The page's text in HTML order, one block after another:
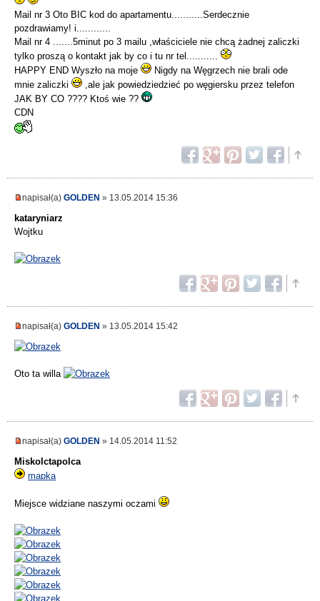
Mail nr 3 Oto BIC kod do apartamentu...........Serdecznie
pozdrawiamy! i............
Mail nr 4 .......5minut po 3 mailu ,właściciele nie chcą żadnej zaliczki
tylko proszą o kontakt jak by co i tu nr tel...........
HAPPY END Wyszło na moje
Nigdy na Węgrzech nie brali ode
mnie zaliczki
,ale jak powiedziedzieć po węgiersku przez telefon
JAK BY CO ???? Ktoś wie ??
CDN
napisał(a) GOLDEN » 13.05.2014 15:36
kataryniarz
Wojtku
napisał(a) GOLDEN » 13.05.2014 15:42
Oto ta willa
napisał(a) GOLDEN » 14.05.2014 11:52
Miskolctapolca
mapka
Miejsce widziane naszymi oczami